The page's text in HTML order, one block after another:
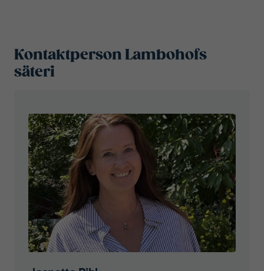
Kontaktperson Lambohofs
säteri